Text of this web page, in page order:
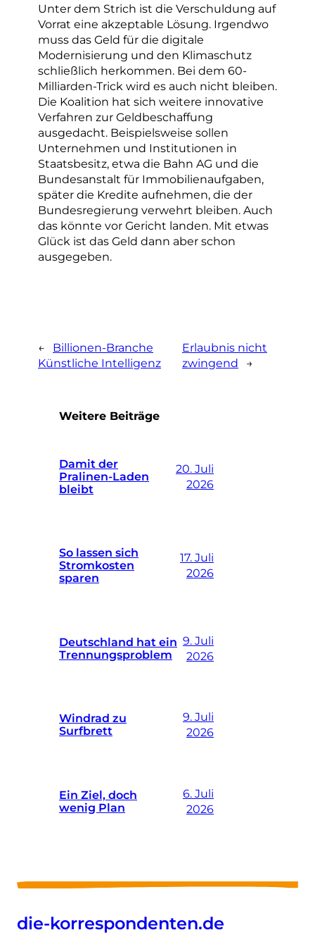
Unter dem Strich ist die Verschuldung auf
Vorrat eine akzeptable Lösung. Irgendwo
muss das Geld für die digitale
Modernisierung und den Klimaschutz
schließlich herkommen. Bei dem 60-
Milliarden-Trick wird es auch nicht bleiben.
Die Koalition hat sich weitere innovative
Verfahren zur Geldbeschaffung
ausgedacht. Beispielsweise sollen
Unternehmen und Institutionen in
Staatsbesitz, etwa die Bahn AG und die
Bundesanstalt für Immobilienaufgaben,
später die Kredite aufnehmen, die der
Bundesregierung verwehrt bleiben. Auch
das könnte vor Gericht landen. Mit etwas
Glück ist das Geld dann aber schon
ausgegeben.
←
Billionen-Branche
Künstliche Intelligenz
Erlaubnis nicht
zwingend
→
Weitere Beiträge
Damit der
Pralinen-Laden
bleibt
20. Juli
2026
So lassen sich
Stromkosten
sparen
17. Juli
2026
Deutschland hat ein
Trennungsproblem
9. Juli
2026
Windrad zu
Surfbrett
9. Juli
2026
Ein Ziel, doch
wenig Plan
6. Juli
2026
die-korrespondenten.de